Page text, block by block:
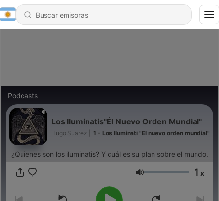
Podcasts
Los Iluminatis"Él Nuevo Orden Mundial"
Hugo Suarez 1 - Los Iluminati "El nuevo orden mundial"
¿Quienes son los iluminatis? Y cuál es su plan sobre el mundo.
Volumen 1 x